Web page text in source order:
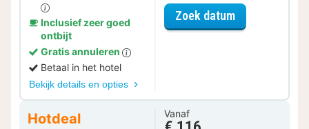
Inclusief zeer goed
ontbijt
Gratis annuleren
Betaal in het hotel
Bekijk details en opties
Zoek datumvoor Ontdek
Hotdeal Vanaf